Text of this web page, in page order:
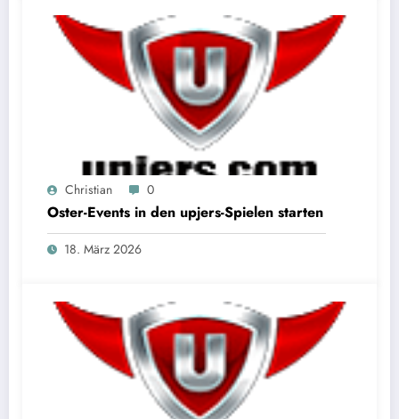
Christian 0
Oster-Events in den upjers-Spielen starten
18. März 2026